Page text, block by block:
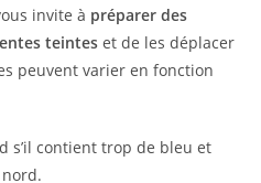
invite à préparer des
teintes et de les déplacer
peuvent varier en fonction
s’il contient trop de bleu et